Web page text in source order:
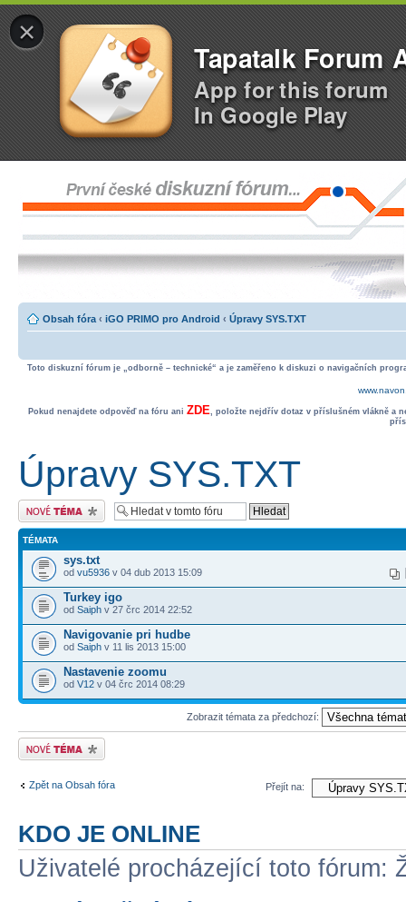
×
Tapatalk Forum
App for this forum
In Google Play
Obsah fóra ‹ iGO PRIMO pro Android ‹ Úpravy SYS.TXT
Toto diskuzní fórum je „odborně – technické“ a je zaměřeno k diskuzi o navigačních
Pokud nenajdete odpověď na fóru ani ZDE, položte nejdřív dotaz v příslušném vlákně a
Úpravy SYS.TXT
Odeslat nové téma
TÉMATA
sys.txt
od vu5936 v 04 dub 2013 15:09
Turkey igo
od Saiph v 27 črc 2014 22:52
Navigovanie pri hudbe
od Saiph v 11 lis 2013 15:00
Nastavenie zoomu
od V12 v 04 črc 2014 08:29
Zobrazit témata za předchozí:
Odeslat nové téma
Zpět na Obsah fóra Přejít na:
KDO JE ONLINE
Uživatelé procházející toto fórum: